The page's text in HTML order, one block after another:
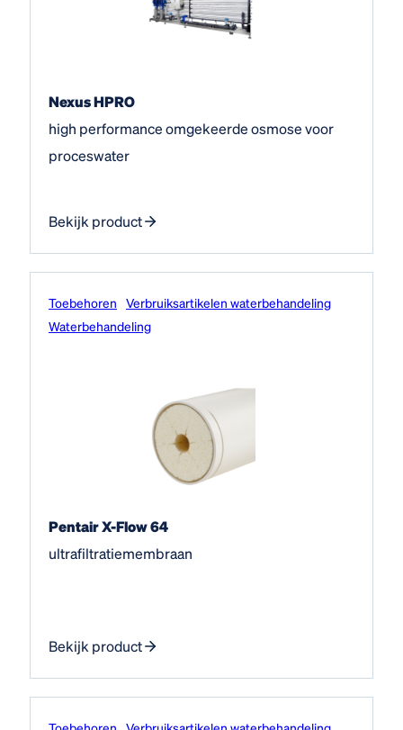
Nexus HPRO
high performance omgekeerde osmose voor
proceswater
Bekijk product
Toebehoren
Verbruiksartikelen waterbehandeling
Water­behandeling
Pentair X-Flow 64
ultrafiltratiemembraan
Bekijk product